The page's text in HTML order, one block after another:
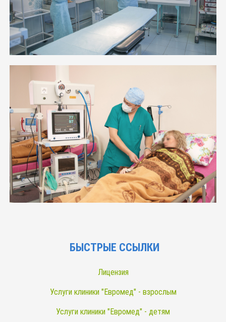
БЫСТРЫЕ ССЫЛКИ
Лицензия
Услуги клиники "Евромед" - взрослым
Услуги клиники "Евромед" - детям